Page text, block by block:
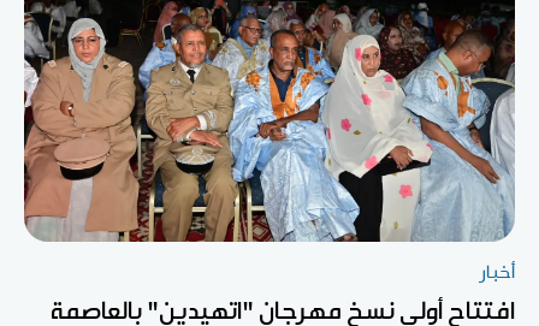
أخبار
افتتاح أولى نسخ مهرجان "اتهيدين" بالعاصمة